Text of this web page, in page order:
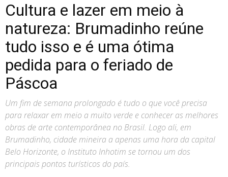
Cultura e lazer em meio à
natureza: Brumadinho reúne
tudo isso e é uma ótima
pedida para o feriado de
Páscoa
Um fim de semana prolongado é tudo o que você precisa
para relaxar em meio a muito verde e conhecer as melhores
obras de arte contemporânea no Brasil. Logo ali, em
Brumadinho, cidade mineira a apenas uma hora da capital
Belo Horizonte, o Instituto Inhotim se tornou um dos
principais pontos turísticos do país.